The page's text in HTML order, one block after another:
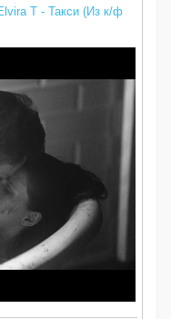
T - Такси (Из к/ф